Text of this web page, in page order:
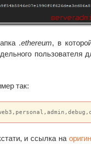
.ethereum, в
пользователя
так:
и ссылка на